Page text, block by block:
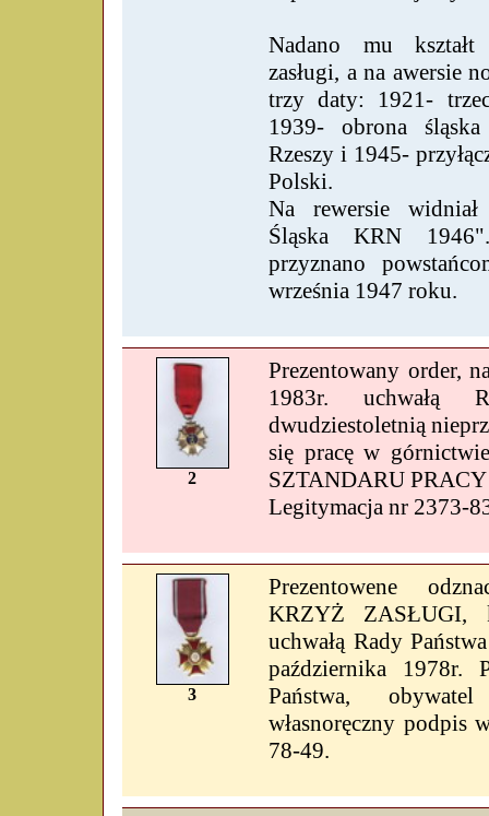
Nadano mu kształt
zasługi, a na awersie
trzy daty: 1921-
1939- obrona
Rzeszy i 1945-
Polski.
Na rewersie
Śląska KRN
przyznano
września 1947 roku.
2
Prezentowany order,
1983r. uchwałą
dwudziestoletnią
się pracę w
SZTANDARU
Legitymacja nr 2373-
3
Prezentowene
KRZYŻ ZASŁUGI,
uchwałą Rady
października 1978r.
Państwa,
własnoręczny podpis
78-49.